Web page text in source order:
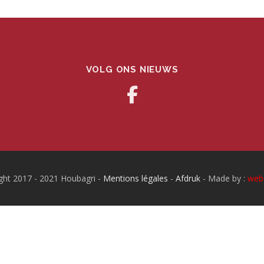
VOLG ONS NIEUWS
2017 - 2021 Houbagri - Mentions légales - Afdruk- Made by :